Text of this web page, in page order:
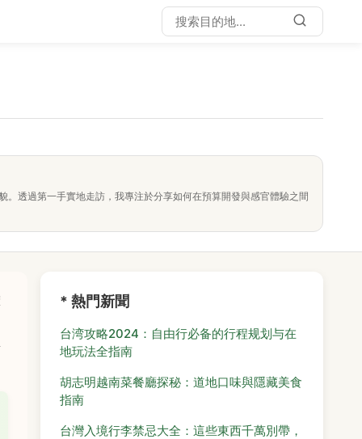
透過第一手實地走訪，我專注於分享如何在預算開發與感官體驗之間
* 熱門新聞
台湾攻略2024：自由行必备的行程规划与在
地玩法全指南
胡志明越南菜餐廳探秘：道地口味與隱藏美食
指南
台灣入境行李禁忌大全：這些東西千萬別帶，